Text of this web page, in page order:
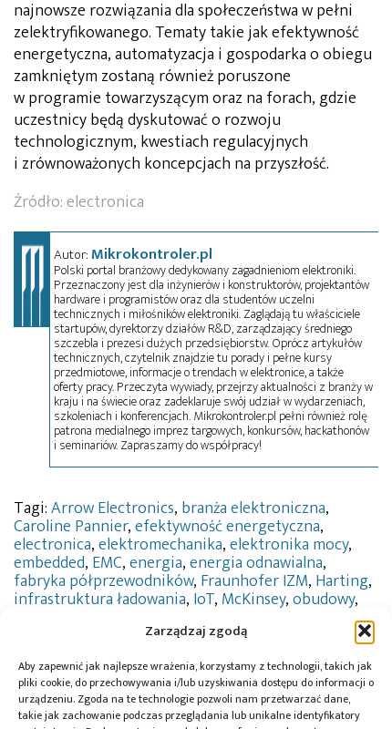
Zarządzaj zgodą
Aby zapewnić jak najlepsze wrażenia, korzystamy z technologii, takich jak
pliki cookie, do przechowywania i/lub uzyskiwania dostępu do informacji o
urządzeniu. Zgoda na te technologie pozwoli nam przetwarzać dane,
takie jak zachowanie podczas przeglądania lub unikalne identyfikatory
najnowsze rozwiązania dla społeczeństwa w pełni
zelektryfikowanego. Tematy takie jak efektywność
energetyczna, automatyzacja i gospodarka o obiegu
zamkniętym zostaną również poruszone
w programie towarzyszącym oraz na forach, gdzie
uczestnicy będą dyskutować o rozwoju
technologicznym, kwestiach regulacyjnych
i zrównoważonych koncepcjach na przyszłość.
Źródło: electronica
Autor:Mikrokontroler.pl
Polski portal branżowy dedykowany zagadnieniom elektroniki.
Przeznaczony jest dla inżynierów i konstruktorów, projektantów
hardware i programistów oraz dla studentów uczelni
technicznych i miłośników elektroniki. Zaglądają tu właściciele
startupów, dyrektorzy działów R&D, zarządzający średniego
szczebla i prezesi dużych przedsiębiorstw. Oprócz artykułów
technicznych, czytelnik znajdzie tu porady i pełne kursy
przedmiotowe, informacje o trendach w elektronice, a także
oferty pracy. Przeczyta wywiady, przejrzy aktualności z branży w
kraju i na świecie oraz zadeklaruje swój udział w wydarzeniach,
szkoleniach i konferencjach. Mikrokontroler.pl pełni również rolę
patrona medialnego imprez targowych, konkursów, hackathonów
i seminariów. Zapraszamy do współpracy!
Tagi:Arrow Electronics, branża elektroniczna,
Caroline Pannier,efektywność energetyczna,
electronica,elektromechanika,elektronika mocy,
embedded, EMC,energia,energia odnawialna,
fabryka półprzewodników, Fraunhofer IZM, Harting,
infrastruktura ładowania, IoT, McKinsey,obudowy,
produkcja
Przekazniki,przełączniki
systemy wbudowane targi electronica , targi
elektroniczne,technologie akumulatorowe,
Weidmüller,zasilacze,złącza